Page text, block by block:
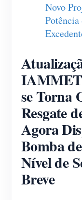
Explorar
Ranking FV
Novo
se Torna
Resgate
Agora
Bomba
Nível de
Breve